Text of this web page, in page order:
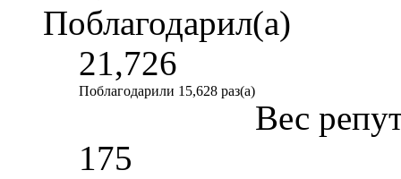
Поблагодарил(а)
21,726
Поблагодарили 15,628 раз(а)
Вес
175